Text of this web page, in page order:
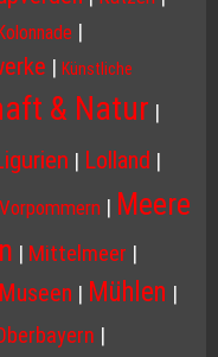
Kolonnade |
| Künstliche
& Natur |
| Lolland |
| Meere
| Mittelmeer |
Museen | Mühlen |
|